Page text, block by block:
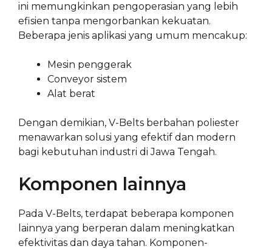
ini memungkinkan pengoperasian yang lebih
efisien tanpa mengorbankan kekuatan.
Beberapa jenis aplikasi yang umum mencakup:
Mesin penggerak
Conveyor sistem
Alat berat
Dengan demikian, V-Belts berbahan poliester
menawarkan solusi yang efektif dan modern
bagi kebutuhan industri di Jawa Tengah.
Komponen lainnya
Pada V-Belts, terdapat beberapa komponen
lainnya yang berperan dalam meningkatkan
efektivitas dan daya tahan. Komponen-